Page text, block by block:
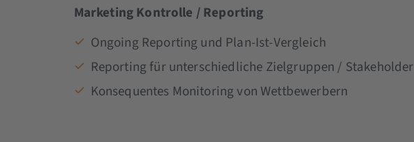
Marketing Kontrolle / Reporting
Ongoing Reporting und Plan-Ist-Vergleich
Reporting für unterschiedliche Zielgruppen / Stakeholder
Konsequentes Monitoring von Wettbewerbern